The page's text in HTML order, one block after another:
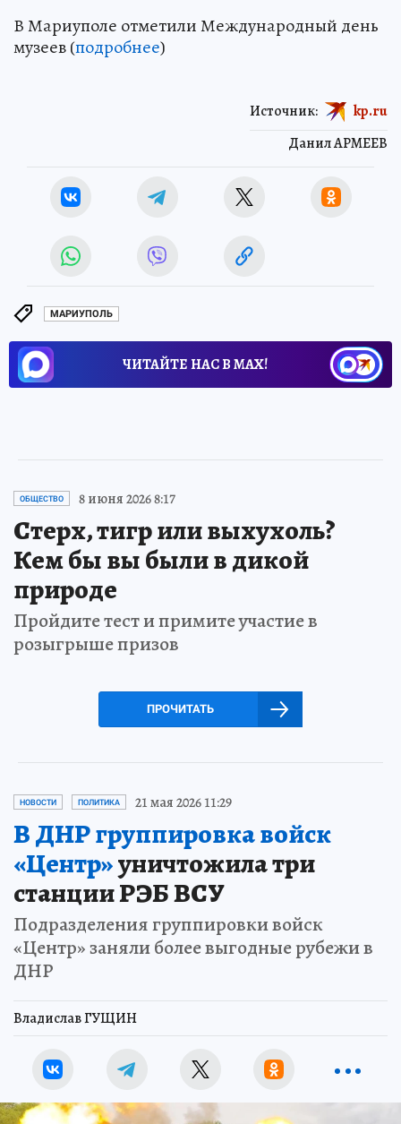
В Мариуполе отметили Международный день
музеев (подробнее)
Данил АРМЕЕВ
Источник: kp.ru
МАРИУПОЛЬ
ЧИТАЙТЕ НАС В МАХ!
ОБЩЕСТВО 8 июня 2026 8:17
Стерх, тигр или выхухоль?
Кем бы вы были в дикой
природе
Пройдите тест и примите участие в
розыгрыше призов
ПРОЧИТАТЬ
НОВОСТИ ПОЛИТИКА 21 мая 2026 11:29
В ДНР группировка войск
«Центр»уничтожила три
станции РЭБ ВСУ
Подразделения группировки войск
«Центр» заняли более выгодные рубежи в
ДНР
Владислав ГУЩИН